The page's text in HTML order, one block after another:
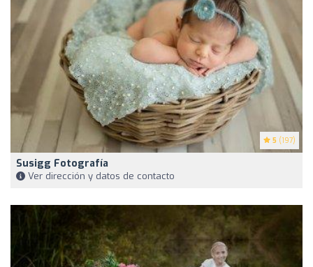
5 (197)
Susigg Fotografía
Ver dirección y datos de contacto